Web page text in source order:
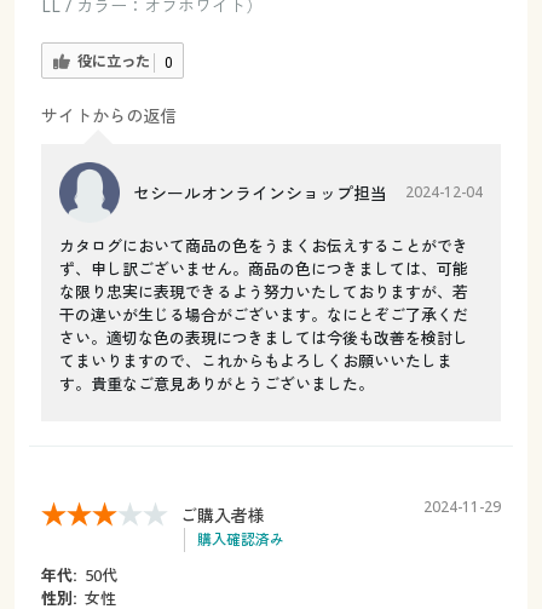
LL / カラー：オフホワイト）
役に立った 0
サイトからの返信
セシールオンラインショップ担当 2024-12-04
カタログにおいて商品の色をうまくお伝えすることができ
ず、申し訳ございません。商品の色につきましては、可能
な限り忠実に表現できるよう努力いたしておりますが、若
干の違いが生じる場合がございます。なにとぞご了承くだ
さい。適切な色の表現につきましては今後も改善を検討し
てまいりますので、これからもよろしくお願いいたしま
す。貴重なご意見ありがとうございました。
ご購入者様
購入確認済み
2024-11-29
年代: 50代
性別: 女性